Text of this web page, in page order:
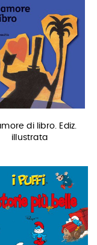
di libro. Ediz.
illustrata